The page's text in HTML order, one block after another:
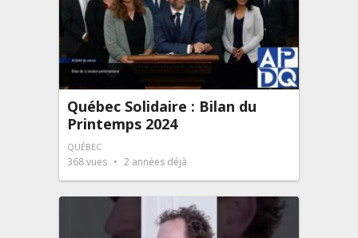
Québec Solidaire : Bilan du
Printemps 2024
QUÉBEC
368vues 2 années déjà